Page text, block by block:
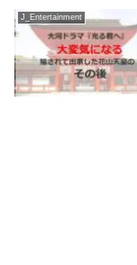
J_Entertainment